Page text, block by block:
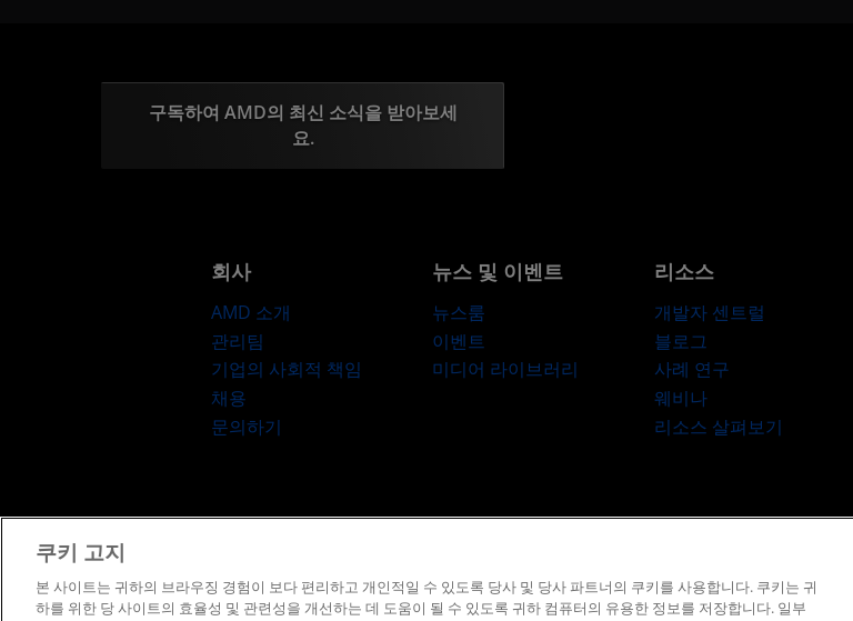
구독하여 AMD의 최신 소식을 받아보세
요.
회사
AMD 소개
관리팀
기업의 사회적 책임
채용
문의하기
뉴스 및 이벤트
뉴스룸
이벤트
미디어 라이브러리
리소스
개발자 센트럴
블로그
사례 연구
웨비나
리소스 살펴보기
© 2026 Advanced Micro Devices, Inc.
쿠키 고지
본 사이트는 귀하의 브라우징 경험이 보다 편리하고 개인적일 수 있도록 당사 및 당사 파트너의 쿠키를 사용합니다. 쿠키는 귀
하를 위한 당 사이트의 효율성 및 관련성을 개선하는 데 도움이 될 수 있도록 귀하 컴퓨터의 유용한 정보를 저장합니다. 일부